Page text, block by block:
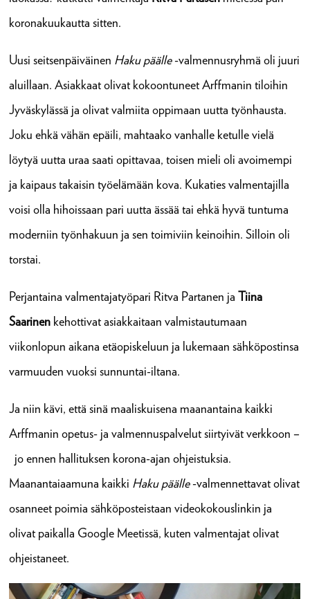
koronakuukautta sitten.
Uusi seitsenpäiväinen Haku päälle-valmennusryhmä oli juuri
aluillaan. Asiakkaat olivat kokoontuneet Arffmanin tiloihin
Jyväskylässä ja olivat valmiita oppimaan uutta työnhausta.
Joku ehkä vähän epäili, mahtaako vanhalle ketulle vielä
löytyä uutta uraa saati opittavaa, toisen mieli oli avoimempi
ja kaipaus takaisin työelämään kova. Kukaties valmentajilla
voisi olla hihoissaan pari uutta ässää tai ehkä hyvä tuntuma
moderniin työnhakuun ja sen toimiviin keinoihin. Silloin oli
torstai.
Perjantaina valmentajatyöpari Ritva Partanen jaTiina
Saarinen kehottivat asiakkaitaan valmistautumaan
viikonlopun aikana etäopiskeluun ja lukemaan sähköpostinsa
varmuuden vuoksi sunnuntai-iltana.
Ja niin kävi, että sinä maaliskuisena maanantaina kaikki
Arffmanin opetus- ja valmennuspalvelut siirtyivät verkkoon –
jo ennen hallituksen korona-ajan ohjeistuksia.
Maanantaiaamuna kaikki Haku päälle-valmennettavat olivat
osanneet poimia sähköposteistaan videokokouslinkin ja
olivat paikalla Google Meetissä, kuten valmentajat olivat
ohjeistaneet.